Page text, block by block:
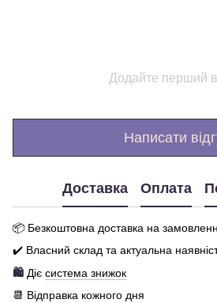
Додайте перший
Написати
Доставка Оплата
📦 Безкоштовна доставка на
✔️ Власний склад та актуальна
🛍️ Діє система знижок
📆 Відправка кожного дня